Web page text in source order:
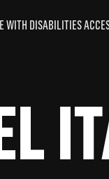
WITH DISABILITIES